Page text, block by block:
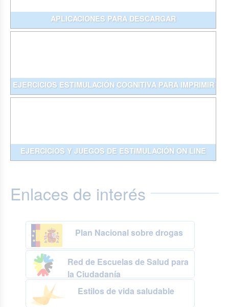
APLICACIONES PARA DESCARGAR
EJERCICIOS ESTIMULACIÓN COGNITIVA PARA IMPRIMIR
EJERCICIOS Y JUEGOS DE ESTIMULACIÓN ON LINE
Enlaces de interés
Plan Nacional sobre drogas
Red de Escuelas de Salud para
la Ciudadanía
Estilos de vida saludable